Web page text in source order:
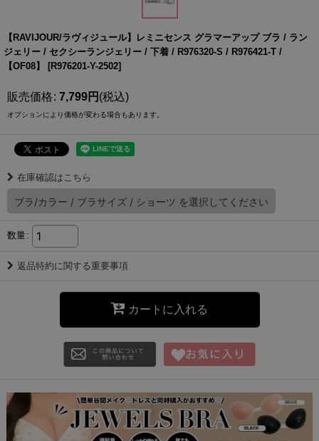
【RAVIJOUR/ラヴィジュール】レミニセンス グラマーアップ ブラ / ラン
ジェリー / セクシーランジェリー / 下着 / R976320-S / R976421-T /
【OF08】
[R976201-Y-2502]
販売価格: 7,799円 (税込)
オプションにより価格が変わる場合もあります。
在庫確認はこちら
ブラ/カラー / ブラサイズ / ショーツ を選択してください
数量:
返品特約に関する重要事項
カートに入れる